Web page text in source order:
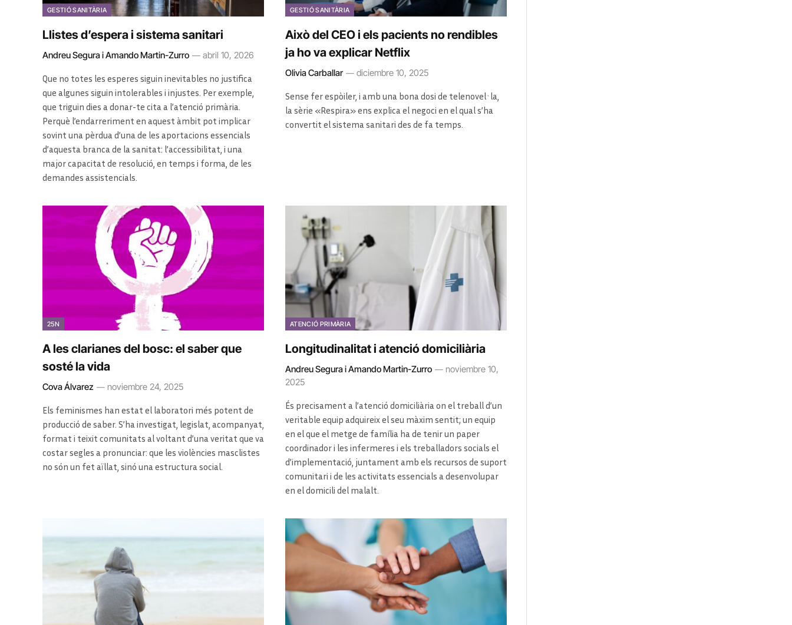
GESTIÓ SANITÀRIA
Llistes d’espera i sistema sanitari
Andreu Segura i Amando Martin-Zurro abril 10, 2026
Que no totes les esperes siguin inevitables no justifica
que algunes siguin intolerables i injustes. Per exemple,
que triguin dies a donar-te cita a l’atenció primària.
Perquè l’endarreriment en aquest àmbit pot implicar
sovint una pèrdua d’una de les aportacions essencials
d’aquesta branca de la sanitat: l’accessibilitat, i una
major capacitat de resolució, en temps i forma, de les
demandes assistencials.
GESTIÓ SANITÀRIA
Això del CEO i els pacients no rendibles
ja ho va explicar Netflix
Olivia Carballar diciembre 10, 2025
Sense fer espòiler, i amb una bona dosi de telenovel·la,
la sèrie «Respira» ens explica el negoci en el qual s’ha
convertit el sistema sanitari des de fa temps.
25N
A les clarianes del bosc: el saber que
sosté la vida
Cova Álvarez noviembre 24, 2025
Els feminismes han estat el laboratori més potent de
producció de saber. S’ha investigat, legislat, acompanyat,
format i teixit comunitats al voltant d’una veritat que va
costar segles a pronunciar: que les violències masclistes
no són un fet aïllat, sinó una estructura social.
ATENCIÓ PRIMÀRIA
Longitudinalitat i atenció domiciliària
Andreu Segura i Amando Martin-Zurro
noviembre 10,
2025
És precisament a l’atenció domiciliària on el treball d’un
veritable equip adquireix el seu màxim sentit; un equip
en el que el metge de família ha de tenir un paper
coordinador i les infermeres i els treballadors socials el
d’implementació, juntament amb els recursos de suport
comunitari i de les activitats essencials a desenvolupar
en el domicili del malalt.